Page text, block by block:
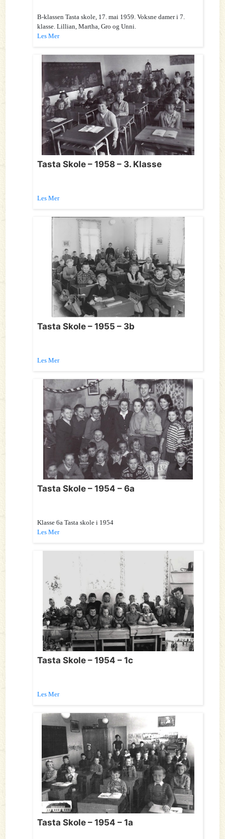
B-klassen Tasta skole, 17. mai 1959. Voksne damer i 7.
klasse. Lillian, Martha, Gro og Unni.
Les Mer
Tasta Skole – 1958 – 3. Klasse
Les Mer
Tasta Skole – 1955 – 3b
Les Mer
Tasta Skole – 1954 – 6a
Klasse 6a Tasta skole i 1954
Les Mer
Tasta Skole – 1954 – 1c
Les Mer
Tasta Skole – 1954 – 1a